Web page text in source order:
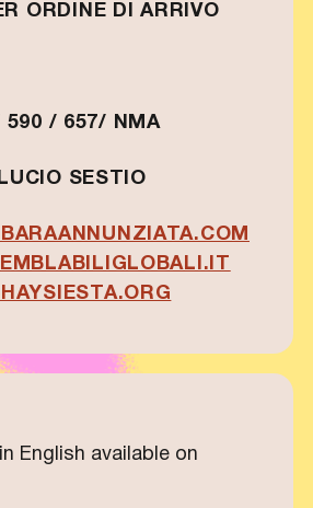
ORDINE DI ARRIVO
590 / 657/ NMA
SESTIO
English available on